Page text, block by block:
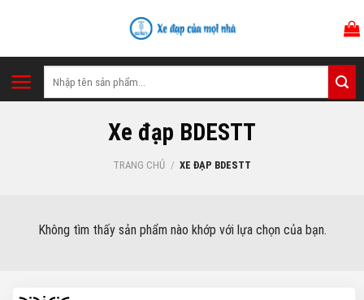
Tìm
kiếm:
Xe đạp BDESTT
TRANG CHỦ / XE ĐẠP BDESTT
Không tìm thấy sản phẩm nào khớp với lựa chọn của bạn.